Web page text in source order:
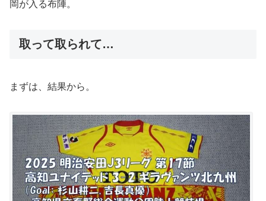
岡が入る布陣。
取って取られて…
まずは、結果から。